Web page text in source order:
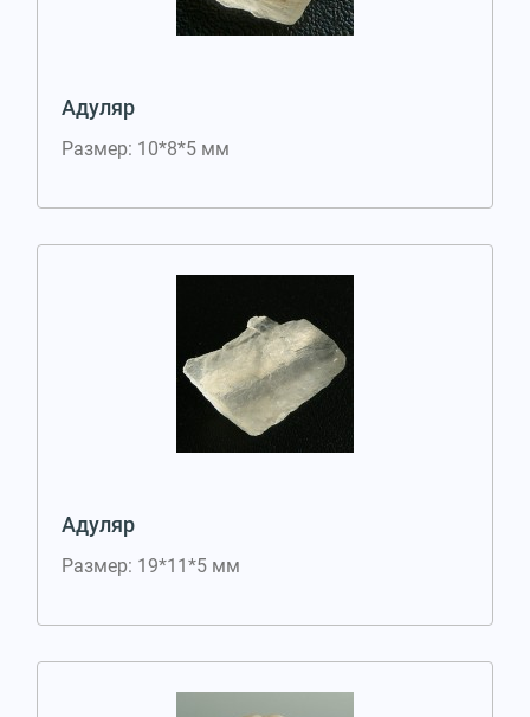
Адуляр
Размер: 10*8*5 мм
Адуляр
Размер: 19*11*5 мм